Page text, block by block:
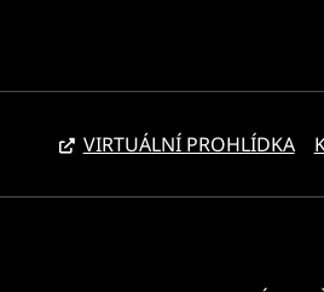
VIRTUÁLNÍ PROHLÍDKA